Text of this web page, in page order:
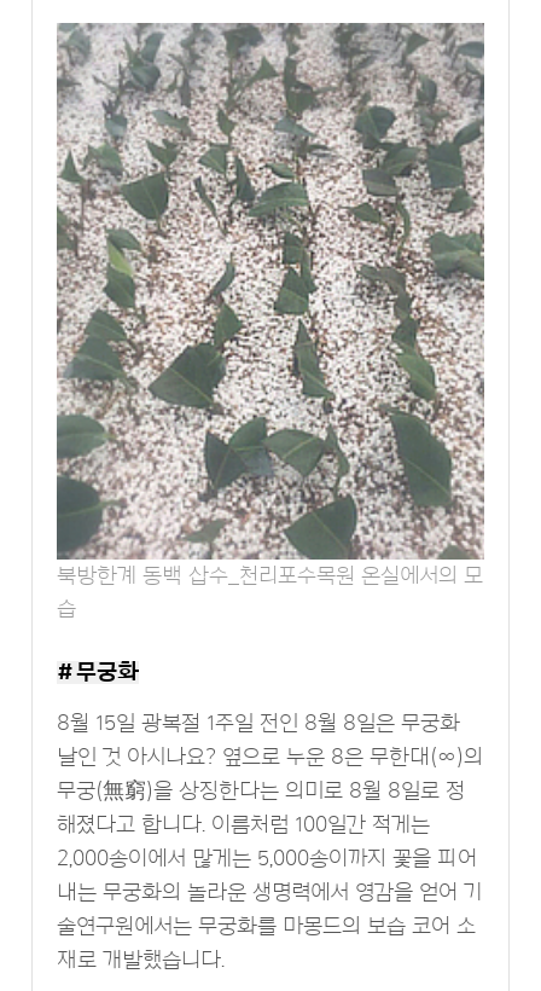
북방한계 동백 삽수_천리포수목원 온실에서의 모
습
# 무궁화
8월 15일 광복절 1주일 전인 8월 8일은 무궁화
날인 것 아시나요? 옆으로 누운 8은 무한대(∞)의
무궁(無窮)을 상징한다는 의미로 8월 8일로 정
해졌다고 합니다. 이름처럼 100일간 적게는
2,000송이에서 많게는 5,000송이까지 꽃을 피어
내는 무궁화의 놀라운 생명력에서 영감을 얻어 기
술연구원에서는 무궁화를 마몽드의 보습 코어 소
재로 개발했습니다.